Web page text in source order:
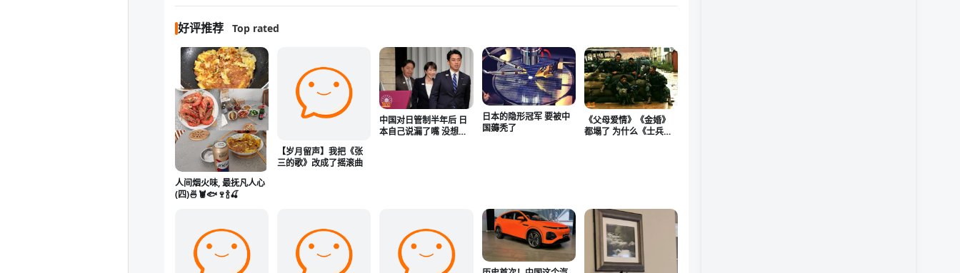
好评推荐 Top rated
人间烟火味, 最抚凡人心
(四)🍜🦞🐟🍷🍾🍒
【岁月留声】我把《张
三的歌》改成了摇滚曲
中国对日管制半年后 日
本自己说漏了嘴 没想到
日本的隐形冠军 要被中
国薅秃了
《父母爱情》《金婚》
都塌了 为什么《士兵突